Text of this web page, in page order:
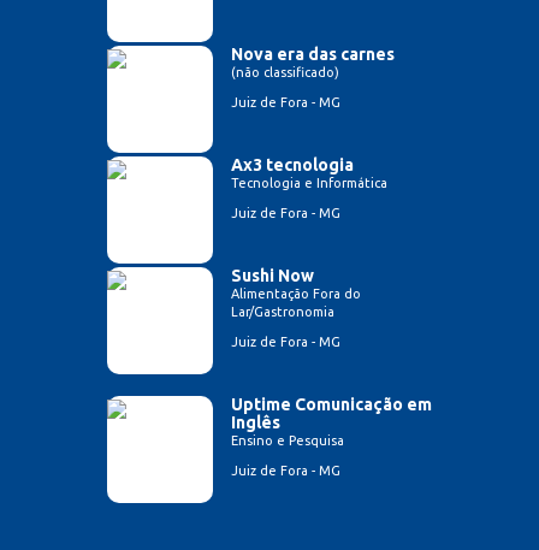
Nova era das carnes
(não classificado)
Juiz de Fora - MG
Ax3 tecnologia
Tecnologia e Informática
Juiz de Fora - MG
Sushi Now
Alimentação Fora do
Lar/Gastronomia
Juiz de Fora - MG
Uptime Comunicação em
Inglês
Ensino e Pesquisa
Juiz de Fora - MG